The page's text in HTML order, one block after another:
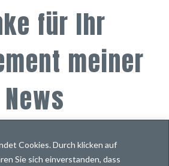
Cookies. Durch klicken auf
Sie sich einverstanden, dass
für Ihr
meiner
News
Mitteilung.